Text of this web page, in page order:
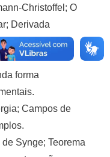
Christoffel; O
Derivada
forma
Campos de
Synge; Teorema